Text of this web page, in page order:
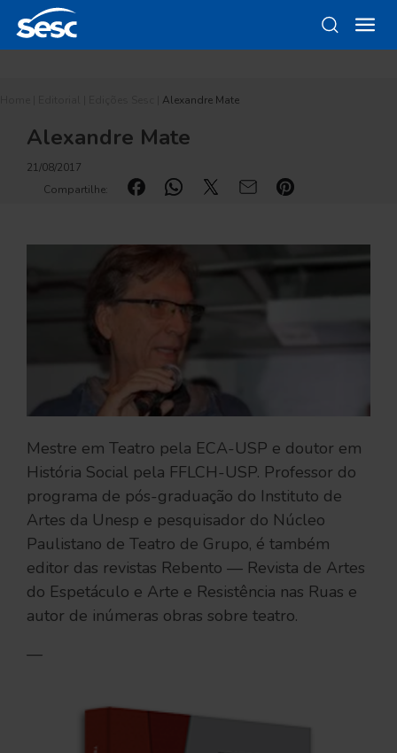
Alexandre Mate
Alexandre Mate
21/08/2017
Compartilhe:
Mestre em Teatro pela ECA-USP e doutor em
História Social pela FFLCH-USP. Professor do
programa de pós-graduação do Instituto de
Artes da Unesp e pesquisador do Núcleo
Paulistano de Teatro de Grupo, é também
editor das revistas Rebento — Revista de Artes
do Espetáculo e Arte e Resistência nas Ruas e
autor de inúmeras obras sobre teatro.
—